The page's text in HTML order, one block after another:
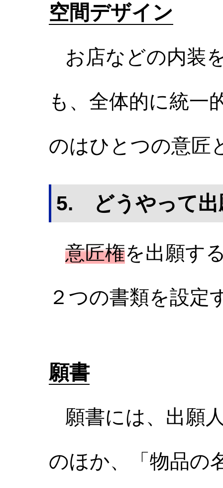
空間デザイン
お店などの内装
も、全体的に統一
のはひとつの意匠
5. どうやって出
意匠権を出願す
２つの書類を設定
願書
願書には、出願
のほか、「物品の